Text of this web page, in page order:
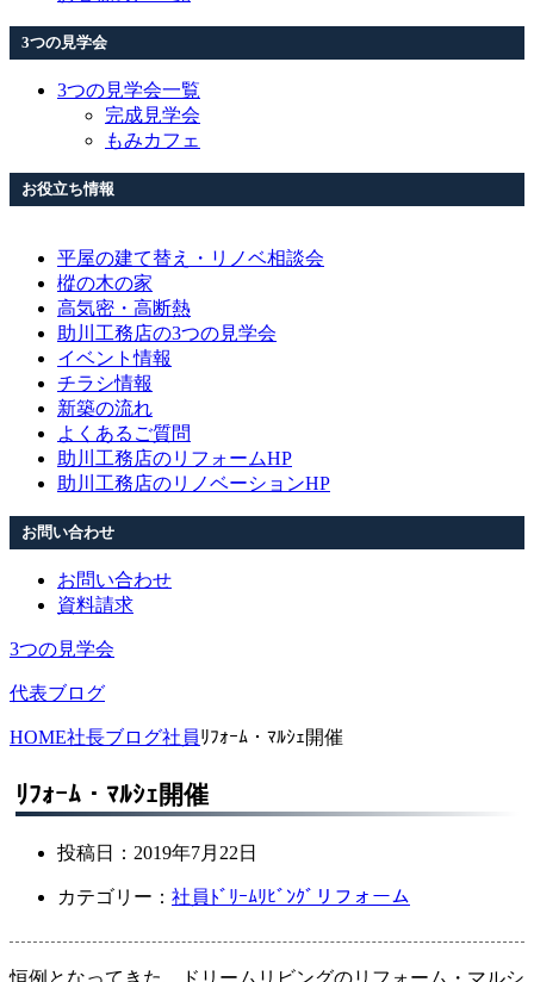
3つの見学会
3つの見学会一覧
完成見学会
もみカフェ
お役立ち情報
平屋の建て替え・リノベ相談会
樅の木の家
高気密・高断熱
助川工務店の3つの見学会
イベント情報
チラシ情報
新築の流れ
よくあるご質問
助川工務店のリフォームHP
助川工務店のリノベーションHP
お問い合わせ
お問い合わせ
資料請求
3つの見学会
代表ブログ
HOME社長ブログ社員ﾘﾌｫｰﾑ・ﾏﾙｼｪ開催
ﾘﾌｫｰﾑ・ﾏﾙｼｪ開催
投稿日： 2019年7月22日
カテゴリー： 社員 ﾄﾞﾘｰﾑﾘﾋﾞﾝｸﾞ リフォーム
恒例となってきた、ドリームリビングのリフォーム・マルシ